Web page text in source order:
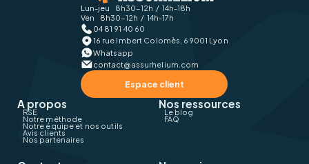
Lun-jeu 8h30-12h / 14h-18h
Ven 8h30-12h / 14h-17h
04 81 91 40 60
16 rue Imbert Colomès, 69001 Lyon
Whatsapp
contact@assurhelium.com
Espace client
A propos
RSE
Notre méthode
Notre équipe et nos outils
Avis clients
Nos partenaires
Nos ressources
Le blog
FAQ